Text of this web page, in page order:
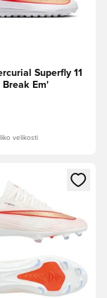
Superfly 11
Break Em'
velikosti
za prijavo ali